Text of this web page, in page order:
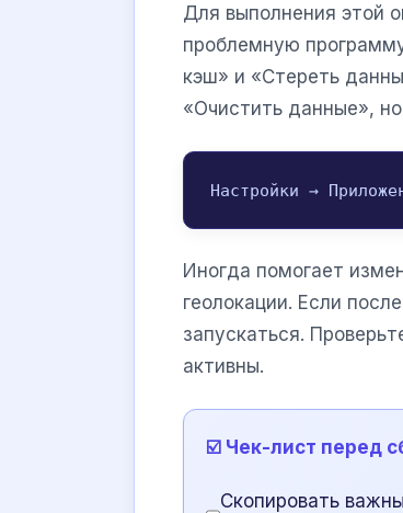
Для выполнения этой
проблемную
кэш» и «Стереть
«Очистить данные»,
Настройки →
Иногда помогает
геолокации. Если
запускаться.
активны.
☑️ Чек-лист перед
Скопировать